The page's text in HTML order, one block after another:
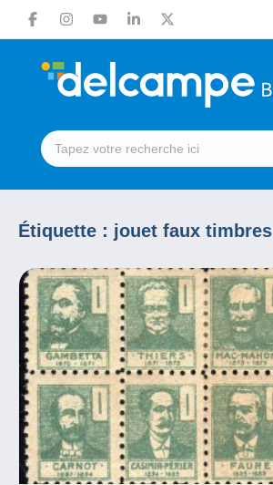
Étiquette : jouet faux timbres